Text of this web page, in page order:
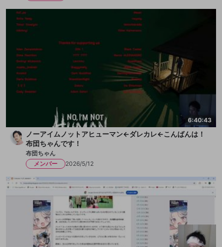
6:40:43
ノーアイムノットアヒューマン←ダレカレ←こんばんは！
布団ちゃんです！
布団ちゃん
メンバー
2026/5/12